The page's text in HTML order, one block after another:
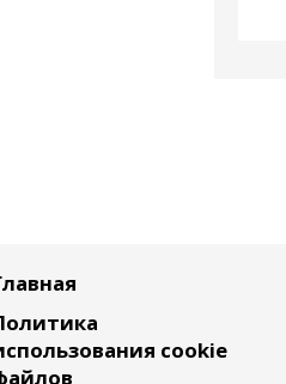
cookie